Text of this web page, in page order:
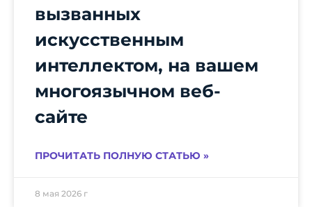
вызванных
искусственным
интеллектом, на вашем
многоязычном веб-
сайте
ПРОЧИТАТЬ ПОЛНУЮ СТАТЬЮ »
8 мая 2026 г